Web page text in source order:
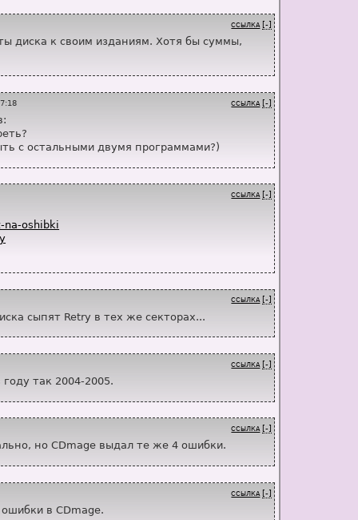
ССЫЛКА [-]
диска к своим изданиям. Хотя бы суммы,
ССЫЛКА [-]
с остальными двумя программами?)
ССЫЛКА [-]
na-oshibki
ССЫЛКА [-]
сыпят Retry в тех же секторах...
ССЫЛКА [-]
так 2004-2005.
ССЫЛКА [-]
но CDmage выдал те же 4 ошибки.
ССЫЛКА [-]
в CDmage.